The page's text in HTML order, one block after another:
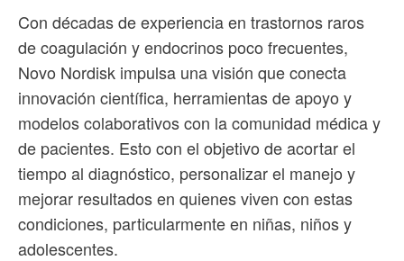
Con décadas de experiencia en trastornos raros
de coagulación y endocrinos poco frecuentes,
Novo Nordisk impulsa una visión que conecta
innovación científica, herramientas de apoyo y
modelos colaborativos con la comunidad médica y
de pacientes. Esto con el objetivo de acortar el
tiempo al diagnóstico, personalizar el manejo y
mejorar resultados en quienes viven con estas
condiciones, particularmente en niñas, niños y
adolescentes.